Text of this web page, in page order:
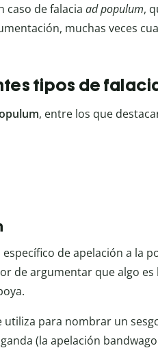
caso de falacia ad populum,
muchas veces
tipos de
, entre los que
de apelación a la
de argumentar que algo
utiliza para nombrar un
(la apelación